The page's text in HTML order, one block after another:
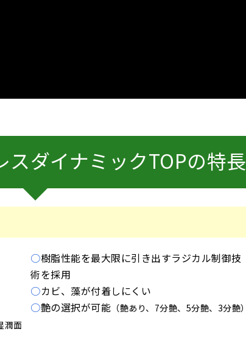
スダイナミックTOPの特長
○樹脂性能を最大限に引き出すラジカル制御技
術を採用
○カビ、藻が付着しにくい
○艶の選択が可能 （艶あり、7分艶、5分艶、3分艶
潤面